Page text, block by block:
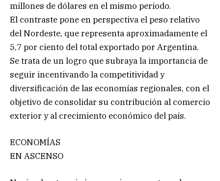
millones de dólares en el mismo período.
El contraste pone en perspectiva el peso relativo
del Nordeste, que representa aproximadamente el
5,7 por ciento del total exportado por Argentina.
Se trata de un logro que subraya la importancia de
seguir incentivando la competitividad y
diversificación de las economías regionales, con el
objetivo de consolidar su contribución al comercio
exterior y al crecimiento económico del país.
ECONOMÍAS
EN ASCENSO